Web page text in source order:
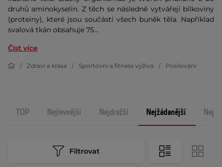
druhů aminokyselin. Z těch se následně vytvářejí bílkoviny
(proteiny), které jsou součástí všech buněk těla. Například
svalová tkán obsahuje 75...
Číst více
Zdraví a krása Sportovní a fitness výživa Posilování
TOP Nejlevnější Nejdražší Nejžádanější
Filtrovat